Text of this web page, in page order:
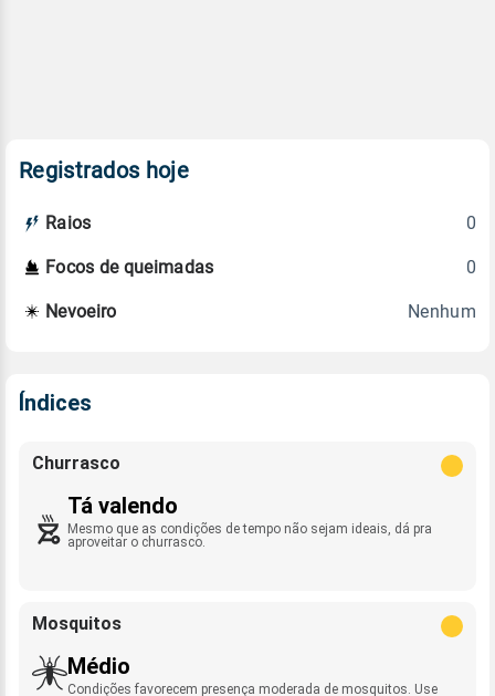
Registrados hoje
Raios 0
Focos de queimadas 0
Nevoeiro Nenhum
Índices
Churrasco
Tá valendo
Mesmo que as condições de tempo não sejam ideais, dá pra
aproveitar o churrasco.
Mosquitos
Médio
Condições favorecem presença moderada de mosquitos. Use